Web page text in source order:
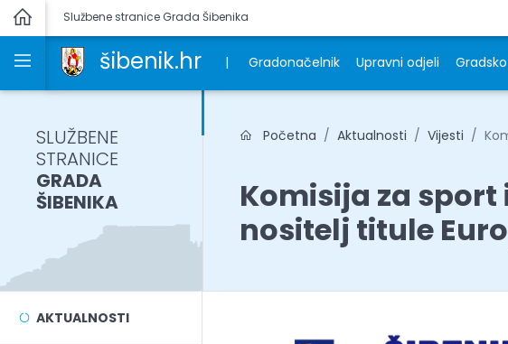
Službene stranice Grada Šibenika
šibenik.hr | Gradonačelnik Upravni odjeli
SLUŽBENE
STRANICE
GRADA
ŠIBENIKA
Početna Aktualnosti Vijesti
Komisija za
nositelj titule
AKTUALNOSTI